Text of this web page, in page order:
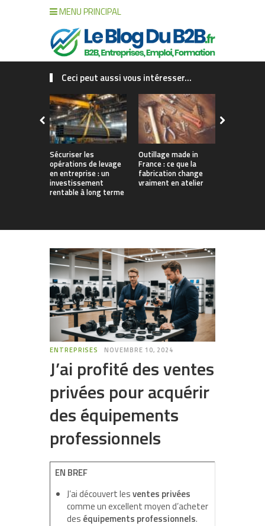
MENU PRINCIPAL
Ceci peut aussi vous intéresser...
Sécuriser les
opérations de levage
en entreprise : un
investissement
rentable à long terme
Outillage made in
France : ce que la
fabrication change
vraiment en atelier
ENTREPRISES NOVEMBRE 10, 2024
J’ai profité des ventes
privées pour acquérir
des équipements
professionnels
EN BREF
J’ai découvert lesventes privées
comme un excellent moyen d’acheter
des équipements professionnels.